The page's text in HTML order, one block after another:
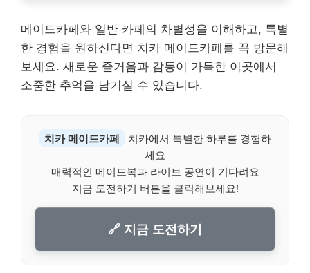
메이드카페와 일반 카페의 차별성을 이해하고, 특별
한 경험을 원하신다면 치카 메이드카페를 꼭 방문해
보세요. 새로운 즐거움과 감동이 가득한 이곳에서
소중한 추억을 남기실 수 있습니다.
치카 메이드카페
치카에서 특별한 하루를 경험하
세요
매력적인 메이드복과 라이브 공연이 기다려요
지금 도전하기 버튼을 클릭해보세요!
🔗 지금 도전하기